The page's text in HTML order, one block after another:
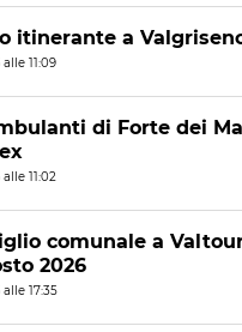
itinerante a
11:09
di Forte dei
11:02
comunale a
2026
17:35